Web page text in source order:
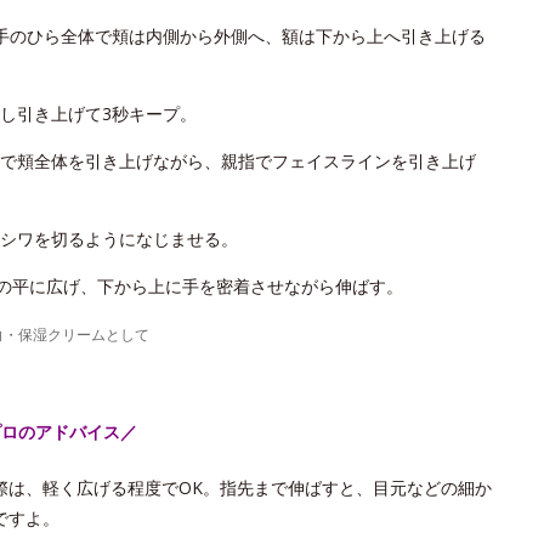
ひら全体で頬は内側から外側へ、額は下から上へ引き上げる
き上げて3秒キープ。
全体を引き上げながら、親指でフェイスラインを引き上げ
を切るようになじませる。
に広げ、下から上に手を密着させながら伸ばす。
保湿クリームとして
のアドバイス／
、軽く広げる程度でOK。指先まで伸ばすと、目元などの細か
よ。